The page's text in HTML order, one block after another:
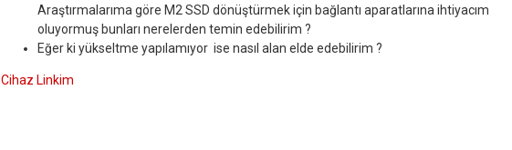
Araştırmalarıma göre M2 SSD dönüştürmek için bağlantı aparatlarına ihtiyacım
oluyormuş bunları nerelerden temin edebilirim ?
Eğer ki yükseltme yapılamıyor ise nasıl alan elde edebilirim ?
Cihaz Linkim